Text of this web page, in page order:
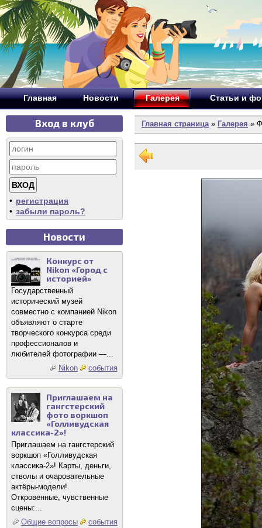
Главная Новости Галерея Статьи и
Вход в клуб
• регистрация
• забыли пароль?
Новости
Конкурс от
Nikon «Город с
историей»
Государственный
исторический музей
совместно с компанией Nikon
объявляют о старте
творческого конкурса среди
профессионалов и
любителей фотографии —...
Nikon
события
Приглашаем на
гангстерский
фото воркшоп
«Голливудская
классика-2»!
Приглашаем на гангстерский
воркшоп «Голливудская
классика-2»! Карты, деньги,
стволы и очаровательные
актёры-модели!
Откровенные, чувственные
сцены:...
Общие вопросы
события
Главная страница» Галерея »